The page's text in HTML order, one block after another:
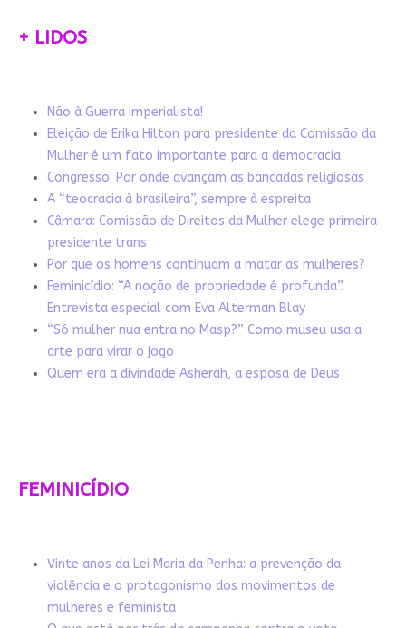
+ LIDOS
Não à Guerra Imperialista!
Eleição de Erika Hilton para presidente da Comissão da
Mulher é um fato importante para a democracia
Congresso: Por onde avançam as bancadas religiosas
A “teocracia à brasileira”, sempre à espreita
Câmara: Comissão de Direitos da Mulher elege primeira
presidente trans
Por que os homens continuam a matar as mulheres?
Feminicídio: “A noção de propriedade é profunda”.
Entrevista especial com Eva Alterman Blay
“Só mulher nua entra no Masp?” Como museu usa a
arte para virar o jogo
Quem era a divindade Asherah, a esposa de Deus
FEMINICÍDIO
Vinte anos da Lei Maria da Penha: a prevenção da
violência e o protagonismo dos movimentos de
mulheres e feminista